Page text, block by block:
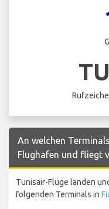
An welchen
Flughafen und fliegt
Tunisair-Flüge landen
folgenden Terminals in